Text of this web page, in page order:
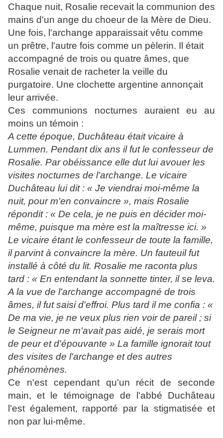
Chaque nuit, Rosalie recevait la communion des
mains d'un ange du choeur de la Mère de Dieu.
Une fois, l'archange apparaissait vêtu comme
un prêtre, l'autre fois comme un pèlerin. Il était
accompagné de trois ou quatre âmes, que
Rosalie venait de racheter la veille du
purgatoire. Une clochette argentine annonçait
leur arrivée.
Ces communions nocturnes auraient eu au
moins un témoin :
A cette époque, Duchâteau était vicaire à
Lummen. Pendant dix ans il fut le confesseur de
Rosalie. Par obéissance elle dut lui avouer les
visites nocturnes de l'archange. Le vicaire
Duchâteau lui dit : « Je viendrai moi-même la
nuit, pour m'en convaincre », mais Rosalie
répondit : « De cela, je ne puis en décider moi-
même, puisque ma mère est la maîtresse ici. »
Le vicaire étant le confesseur de toute la famille,
il parvint à convaincre la mère. Un fauteuil fut
installé à côté du lit. Rosalie me raconta plus
tard : « En entendant la sonnette tinter, il se leva.
A la vue de l'archange accompagné de trois
âmes, il fut saisi d'effroi. Plus tard il me confia : «
De ma vie, je ne veux plus rien voir de pareil ; si
le Seigneur ne m'avait pas aidé, je serais mort
de peur et d'épouvante » La famille ignorait tout
des visites de l'archange et des autres
phénomènes.
Ce n'est cependant qu'un récit de seconde
main, et le témoignage de l'abbé Duchâteau
l'est également, rapporté par la stigmatisée et
non par lui-même.